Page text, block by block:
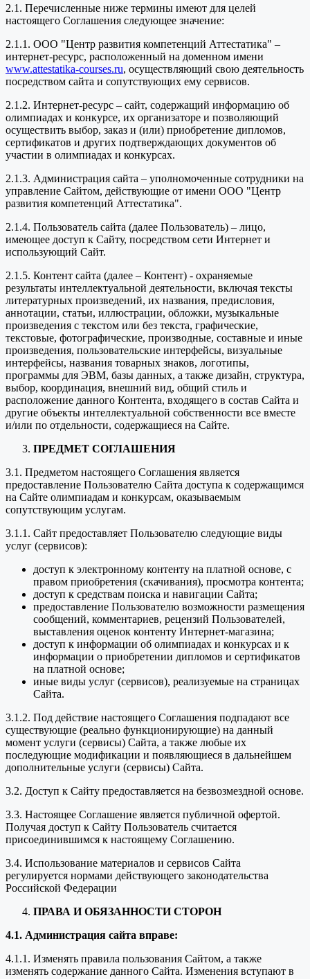
2.1. Перечисленные ниже термины имеют для целей
настоящего Соглашения следующее значение:
2.1.1. ООО "Центр развития компетенций Аттестатика" –
интернет-ресурс, расположенный на доменном имени
www.attestatika-courses.ru, осуществляющий свою деятельность
посредством сайта и сопутствующих ему сервисов.
2.1.2. Интернет-ресурс – сайт, содержащий информацию об
олимпиадах и конкурсе, их организаторе и позволяющий
осуществить выбор, заказ и (или) приобретение дипломов,
сертификатов и других подтверждающих документов об
участии в олимпиадах и конкурсах.
2.1.3. Администрация сайта – уполномоченные сотрудники на
управление Сайтом, действующие от имени ООО "Центр
развития компетенций Аттестатика".
2.1.4. Пользователь сайта (далее Пользователь) – лицо,
имеющее доступ к Сайту, посредством сети Интернет и
использующий Сайт.
2.1.5. Контент сайта (далее – Контент) - охраняемые
результаты интеллектуальной деятельности, включая тексты
литературных произведений, их названия, предисловия,
аннотации, статьи, иллюстрации, обложки, музыкальные
произведения с текстом или без текста, графические,
текстовые, фотографические, производные, составные и иные
произведения, пользовательские интерфейсы, визуальные
интерфейсы, названия товарных знаков, логотипы,
программы для ЭВМ, базы данных, а также дизайн, структура,
выбор, координация, внешний вид, общий стиль и
расположение данного Контента, входящего в состав Сайта и
другие объекты интеллектуальной собственности все вместе
и/или по отдельности, содержащиеся на Сайте.
ПРЕДМЕТ СОГЛАШЕНИЯ
3.1. Предметом настоящего Соглашения является
предоставление Пользователю Сайта доступа к содержащимся
на Сайте олимпиадам и конкурсам, оказываемым
сопутствующим услугам.
3.1.1. Сайт предоставляет Пользователю следующие виды
услуг (сервисов):
доступ к электронному контенту на платной основе, с
правом приобретения (скачивания), просмотра контента;
доступ к средствам поиска и навигации Сайта;
предоставление Пользователю возможности размещения
сообщений, комментариев, рецензий Пользователей,
выставления оценок контенту Интернет-магазина;
доступ к информации об олимпиадах и конкурсах и к
информации о приобретении дипломов и сертификатов
на платной основе;
иные виды услуг (сервисов), реализуемые на страницах
Сайта.
3.1.2. Под действие настоящего Соглашения подпадают все
существующие (реально функционирующие) на данный
момент услуги (сервисы) Сайта, а также любые их
последующие модификации и появляющиеся в дальнейшем
дополнительные услуги (сервисы) Сайта.
3.2. Доступ к Сайту предоставляется на безвозмездной основе.
3.3. Настоящее Соглашение является публичной офертой.
Получая доступ к Сайту Пользователь считается
присоединившимся к настоящему Соглашению.
3.4. Использование материалов и сервисов Сайта
регулируется нормами действующего законодательства
Российской Федерации
ПРАВА И ОБЯЗАННОСТИ СТОРОН
4.1. Администрация сайта вправе:
4.1.1. Изменять правила пользования Сайтом, а также
изменять содержание данного Сайта. Изменения вступают в